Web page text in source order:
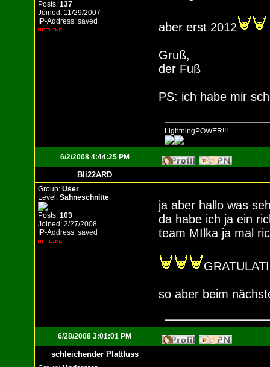
Posts: 137
Joined: 11/29/2007
IP-Address: saved
aber erst 2012
Gruß,
der Fuß
PS: ich habe mir
LightningPOWER!!!
6/2/2008 4:44:25 PM
Bli22ARD
Group: User
Level: Sahneschnitte
Posts: 103
Joined: 2/27/2008
IP-Address: saved
ja aber hallo was
da habe ich ja ein
team MIlka ja mal
so aber beim
6/28/2008 3:01:01 PM
schleichender Plattfuss